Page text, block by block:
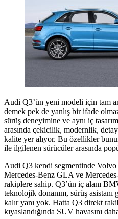
Audi Q3’ün yeni modeli için tam
demek pek de yanlış bir ifade
sürüş deneyimine ve aynı iç
arasında çekicilik, modernlik,
kalite yer alıyor. Bu özellikler
ile ilgilenen sürücüler arasında
Audi Q3 kendi segmentinde
Mercedes-Benz GLA ve
rakiplere sahip. Q3’ün iç alanı
teknolojik donanım, sürüş asistanı
kalır yanı yok. Hatta Q3 direkt
kıyaslandığında SUV havasını